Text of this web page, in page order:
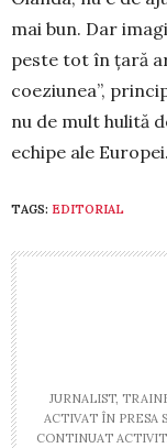
mai bun. Dar
peste tot în țară
coeziunea”,
nu de mult hulită
echipe ale
TAGS: EDITORIAL
JURNALIST,
ACTIVAT ÎN PRESA
CONTINUAT